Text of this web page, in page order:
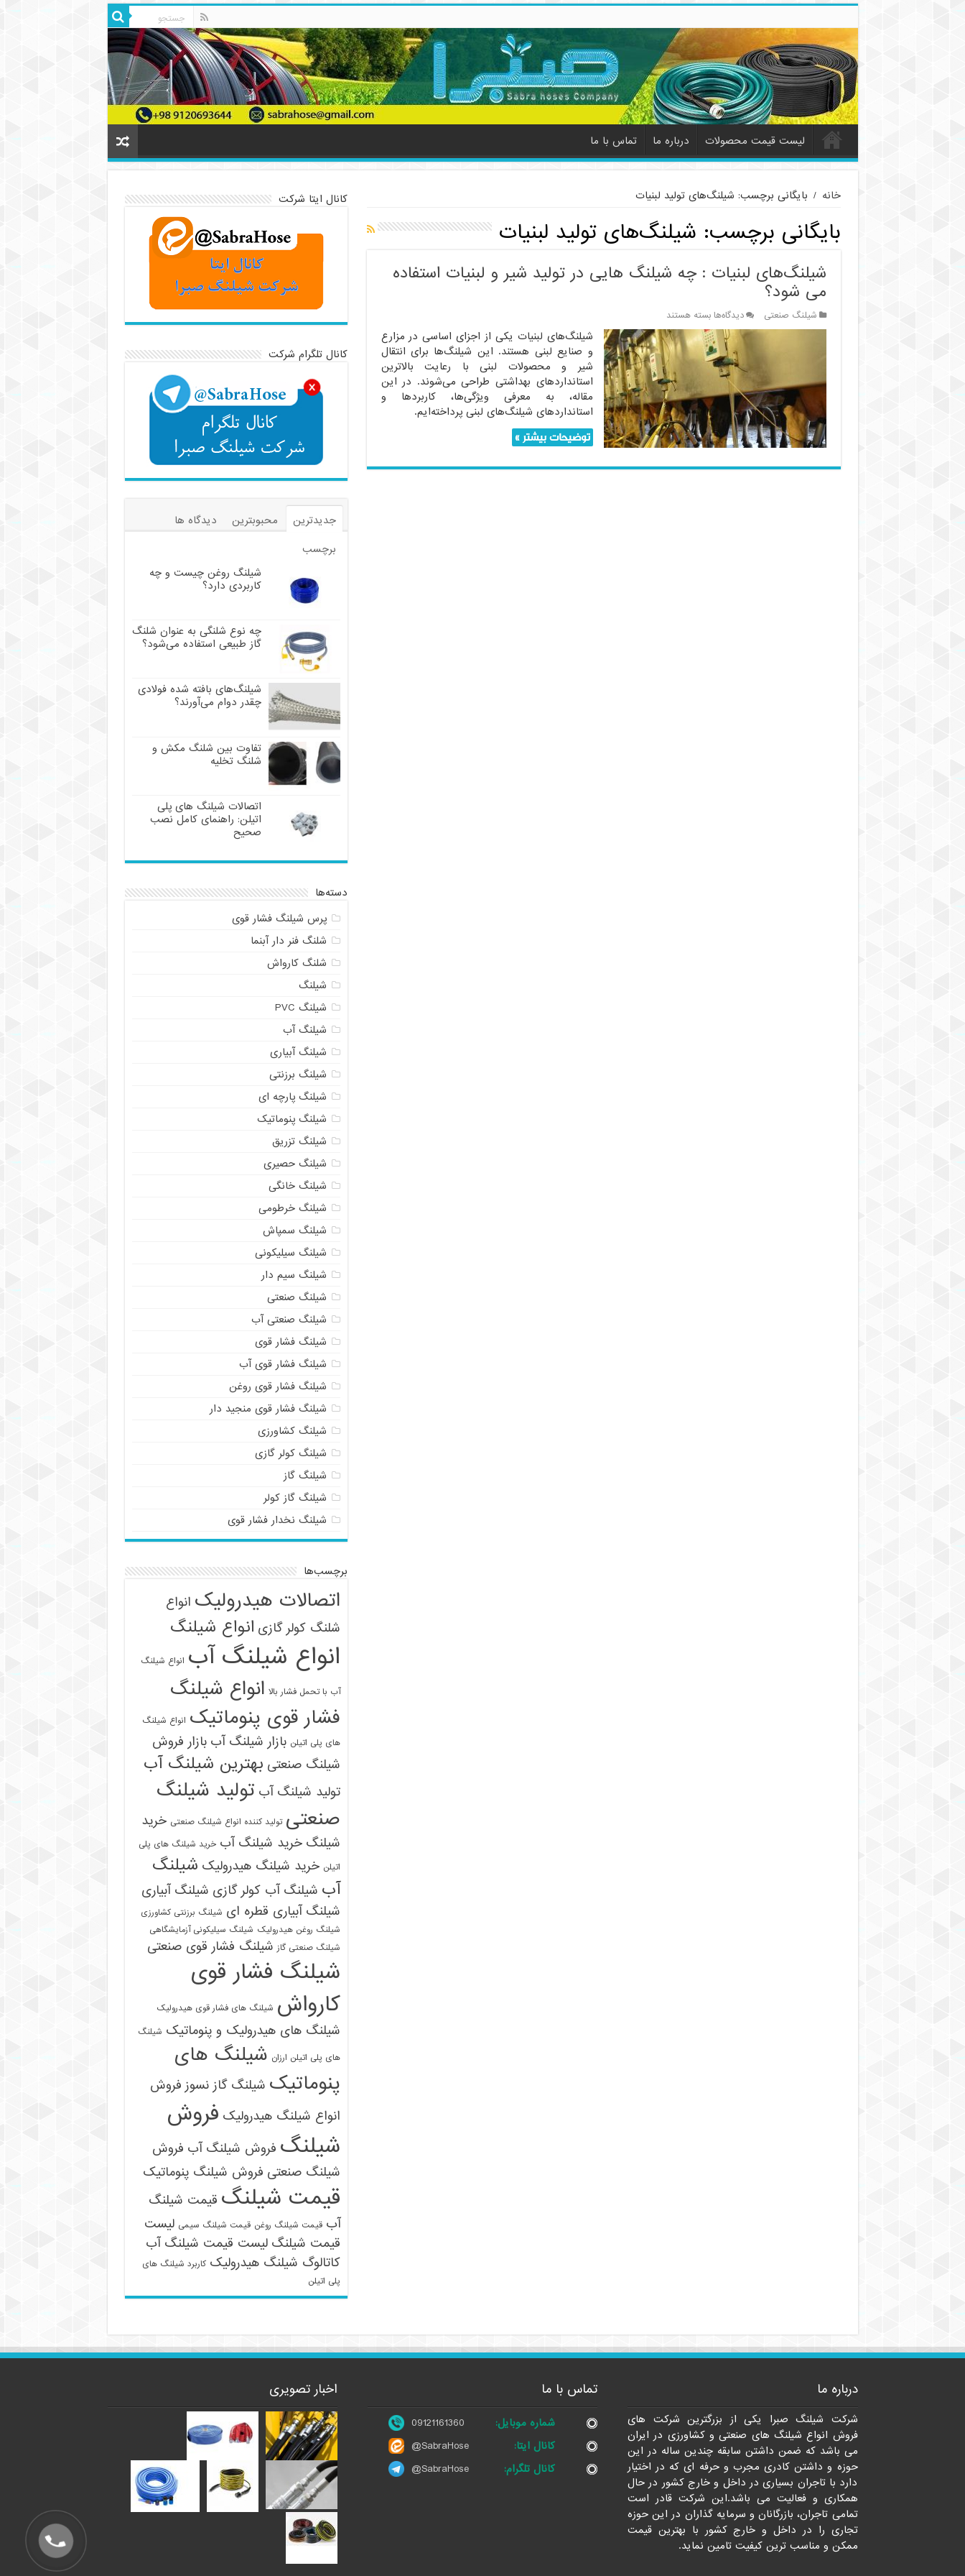
لیست قیمت محصولات درباره ما تماس با ما
خانه / بایگانی برچسب: شیلنگ‌های تولید لبنیات
بایگانی برچسب: شیلنگ‌های تولید لبنیات
شیلنگ‌های لبنیات : چه شیلنگ هایی در تولید شیر و لبنیات استفاده
می شود؟
شیلنگ صنعتی دیدگاه‌هابرای
شیلنگ‌های
لبنیات
:
چه
هایی
در
تولید
شیر
و
استفاده
بسته هستند
شیلنگ‌های لبنیات یکی از اجزای اساسی در مزارع
و صنایع لبنی هستند. این شیلنگ‌ها برای انتقال
شیر و محصولات لبنی با رعایت بالاترین
استانداردهای بهداشتی طراحی می‌شوند. در این
مقاله، به معرفی ویژگی‌ها، کاربردها و
استانداردهای شیلنگ‌های لبنی پرداخته‌ایم.
توضیحات بیشتر »
کانال ایتا شرکت
کانال تلگرام شرکت
جدیدترین محبوبترین
دیدگاه ها
برچسب
شیلنگ روغن چیست و چه
کاربردی دارد؟
چه نوع شلنگی به عنوان شلنگ
گاز طبیعی استفاده می‌شود؟
شیلنگ‌های بافته شده فولادی
چقدر دوام می‌آورند؟
تفاوت بین شلنگ مکش و
شلنگ تخلیه
اتصالات شیلنگ های پلی
اتیلن: راهنمای کامل نصب
صحیح
دسته‌ها
پرس شیلنگ فشار قوی
شلنگ فنر دار آبنما
شلنگ کارواش
شیلنگ
شیلنگ PVC
شیلنگ آب
شیلنگ آبیاری
شیلنگ برزنتی
شیلنگ پارچه ای
شیلنگ پنوماتیک
شیلنگ تزریق
شیلنگ حصیری
شیلنگ خانگی
شیلنگ خرطومی
شیلنگ سمپاش
شیلنگ سیلیکونی
شیلنگ سیم دار
شیلنگ صنعتی
شیلنگ صنعتی آب
شیلنگ فشار قوی
شیلنگ فشار قوی آب
شیلنگ فشار قوی روغن
شیلنگ فشار قوی منجید دار
شیلنگ کشاورزی
شیلنگ کولر گازی
شیلنگ گاز
شیلنگ گاز کولر
شیلنگ نخدار فشار قوی
برچسب‌ها
اتصالات هیدرولیک انواع
شلنگ کولر گازی انواع شیلنگ
انواع شیلنگ آب انواع شیلنگ
آب با تحمل فشار بالا انواع شیلنگ
فشار قوی پنوماتیک انواع شیلنگ
های پلی اتیلن بازار شیلنگ آب بازار فروش
شیلنگ صنعتی بهترین شیلنگ آب
تولید شیلنگ آب تولید شیلنگ
صنعتی تولید کننده انواع شیلنگ صنعتی خرید
شیلنگ خرید شیلنگ آب خرید شیلنگ های پلی
اتیلن خرید شیلنگ هیدرولیک شیلنگ
آب شیلنگ آب کولر گازی شیلنگ آبیاری
شیلنگ آبیاری قطره ای شیلنگ برزنتی کشاورزی
شیلنگ روغن هیدرولیک شیلنگ سیلیکونی آزمایشگاهی
شیلنگ صنعتی گاز شیلنگ فشار قوی صنعتی
شیلنگ فشار قوی
کارواش شیلنگ های فشار قوی هیدرولیک
شیلنگ های هیدرولیک و پنوماتیک شیلنگ
های پلی اتیلن ارزان شیلنگ های
پنوماتیک شیلنگ گاز نسوز فروش
انواع شیلنگ هیدرولیک فروش
شیلنگ فروش شیلنگ آب فروش
شیلنگ صنعتی فروش شیلنگ پنوماتیک
قیمت شیلنگ قیمت شیلنگ
آب قیمت شیلنگ روغن قیمت شیلنگ سیمی لیست
قیمت شیلنگ لیست قیمت شیلنگ آب
کاتالوگ شیلنگ هیدرولیک کاربرد شیلنگ های
پلی اتیلن
درباره ما
شرکت شیلنگ صبرا یکی از بزرگترین شرکت های
فروش انواع شیلنگ های صنعتی و کشاورزی در ایران
می باشد که ضمن داشتن سابقه چندین ساله در این
حوزه و داشتن کادری مجرب و حرفه ای که در اختیار
دارد با تاجران بسیاری در داخل و خارج کشور در حال
همکاری و فعالیت می باشد.این شرکت قادر است
تمامی تاجران، بازرگانان و سرمایه گذاران در این حوزه
تجاری را در داخل و خارج کشور با بهترین قیمت
ممکن و مناسب ترین کیفیت تامین نماید.
تماس با ما
شماره موبایل:
09121161360
کانال ایتا:
@SabraHose
کانال تلگرام:
@SabraHose
اخبار تصویری